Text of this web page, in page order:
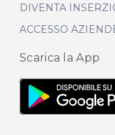
DIVENTA
ACCESSO
Scarica la App